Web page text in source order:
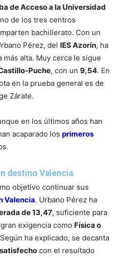
de Acceso a la Universidad
de los tres centros
bachillerato. Con un
Pérez, del IES Azorín, ha
alta. Muy cerca le sigue
Puche, con un 9,54. En
en la prueba general es de
Zárate.
en los últimos años han
acaparado los primeros
destino Valencia
objetivo continuar sus
Valencia. Urbano Pérez ha
de 13,47, suficiente para
exigencia como Física o
ha explicado, se decanta
satisfecho con el resultado